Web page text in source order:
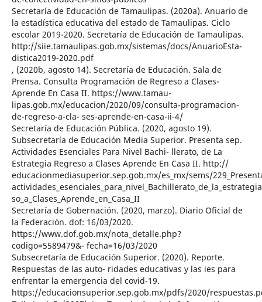
Secretaría de Educación de Tamaulipas. (2020a). Anuario de
la estadística educativa del estado de Tamaulipas. Ciclo
escolar 2019-2020. Secretaría de Educación de Tamaulipas.
http://siie.tamaulipas.gob.mx/sistemas/docs/AnuarioEsta-
distica2019-2020.pdf
, (2020b, agosto 14). Secretaría de Educación. Sala de
Prensa. Consulta Programación de Regreso a Clases-
Aprende En Casa II. https://www.tamau-
lipas.gob.mx/educacion/2020/09/consulta-programacion-
de-regreso-a-cla- ses-aprende-en-casa-ii-4/
Secretaría de Educación Pública. (2020, agosto 19).
Subsecretaría de Educación Media Superior. Presenta sep.
Actividades Esenciales Para Nivel Bachi- llerato, de La
Estrategia Regreso a Clases Aprende En Casa II. http://
educacionmediasuperior.sep.gob.mx/es_mx/sems/
so_a_Clases_Aprende_en_Casa_II
Secretaría de Gobernación. (2020, marzo). Diario Oficial de
la Federación. dof: 16/03/2020.
https://www.dof.gob.mx/nota_detalle.php?
codigo=5589479&- fecha=16/03/2020
Subsecretaría de Educación Superior. (2020). Reporte.
Respuestas de las auto- ridades educativas y las ies para
enfrentar la emergencia del covid-19.
https://educacionsuperior.sep.gob.mx/pdfs/2020/